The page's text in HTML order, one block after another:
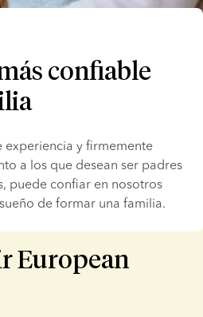
confiable
experiencia y firmemente
a los que desean ser padres
puede confiar en nosotros
de formar una familia.
European